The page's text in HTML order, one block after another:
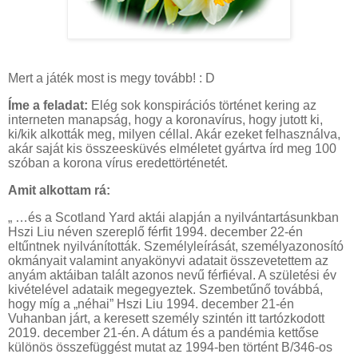
Mert a játék most is megy tovább! : D
Íme a feladat: Elég sok konspirációs történet kering az
interneten manapság, hogy a koronavírus, hogy jutott ki,
ki/kik alkották meg, milyen céllal. Akár ezeket felhasználva,
akár saját kis összeesküvés elméletet gyártva írd meg 100
szóban a korona vírus eredettörténetét.
Amit alkottam rá:
„ …és a Scotland Yard aktái alapján a nyilvántartásunkban
Hszi Liu néven szereplő férfit 1994. december 22-én
eltűntnek nyilvánították. Személyleírását, személyazonosító
okmányait valamint anyakönyvi adatait összevetettem az
anyám aktáiban talált azonos nevű férfiéval. A születési év
kivételével adataik megegyeztek. Szembetűnő továbbá,
hogy míg a „néhai” Hszi Liu 1994. december 21-én
Vuhanban járt, a keresett személy szintén itt tartózkodott
2019. december 21-én. A dátum és a pandémia kettőse
különös összefüggést mutat az 1994-ben történt B/346-os